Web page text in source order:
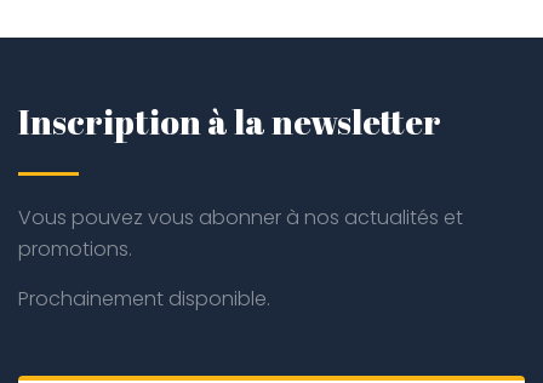
Inscription à la newsletter
Vous pouvez vous abonner à nos actualités et
promotions.
Prochainement disponible.